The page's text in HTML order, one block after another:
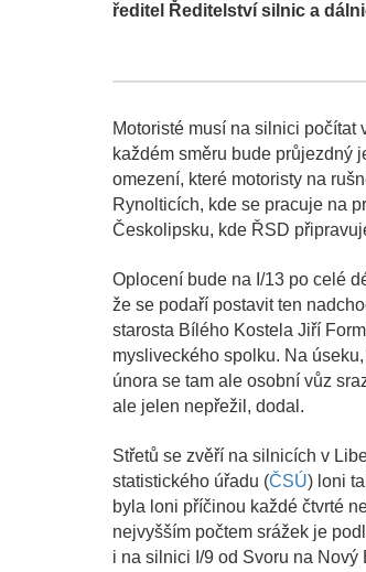
ředitel Ředitelství silnic a
Motoristé musí na silnici počítat
každém směru bude průjezdný
omezení, které motoristy na
Rynolticích, kde se pracuje na
Českolipsku, kde ŘSD
Oplocení bude na I/13 po celé
že se podaří postavit ten
starosta Bílého Kostela Jiří
mysliveckého spolku. Na
února se tam ale osobní vůz
ale jelen nepřežil, dodal.
Střetů se zvěří na silnicích v
statistického úřadu (ČSÚ) loni
byla loni příčinou každé čtvrté
nejvyšším počtem srážek je
i na silnici I/9 od Svoru na